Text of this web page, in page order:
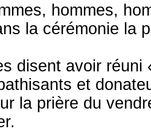
hommes,
la cérémonie la
disent avoir réuni
et
la prière du